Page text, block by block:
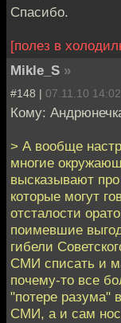
Спасибо.
[полез в
Mikle_S »
#148 | 07.11.10 14:02
Кому:
> А вообще
многие
высказывают
которые могут
отсталости
поимевшие
гибели
СМИ списать и
почему-то все
"потере разума"
СМИ, а и сам